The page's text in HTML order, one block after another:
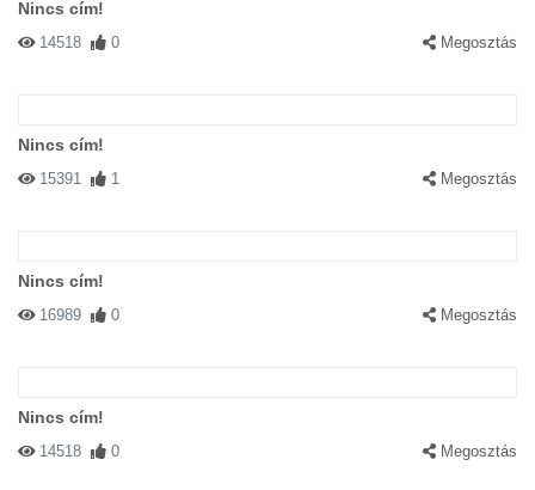
Nincs cím!
14518 0 Megosztás
Nincs cím!
15391 1 Megosztás
Nincs cím!
16989 0 Megosztás
Nincs cím!
14518 0 Megosztás